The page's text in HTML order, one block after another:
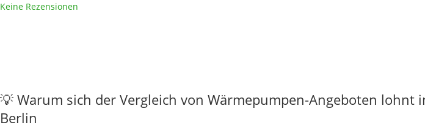
Keine Rezensionen
💡 Warum sich der Vergleich von Wärmepumpen-Angeboten lohnt
Berlin